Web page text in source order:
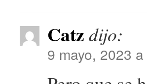
Catz dijo:
9 mayo, 2023